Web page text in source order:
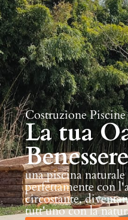
Costruzione
La tua
una piscina
perfettamente con
circostante,
tutt'uno con la